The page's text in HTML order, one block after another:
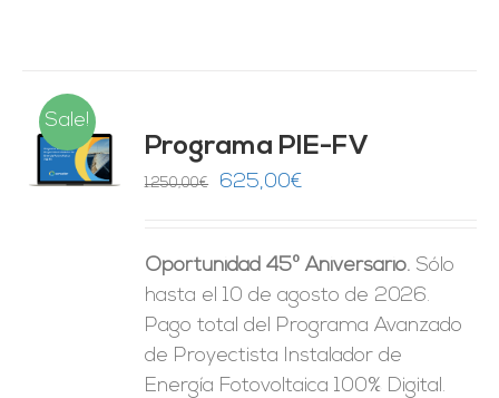
Sale!
Programa PIE-FV
1.250,00€
El
era:
1.250,00€.
625,00€
es:
625,00€.
Oportunidad 45º Aniversario. Sólo
hasta el 10 de agosto de 2026.
Pago total del Programa Avanzado
de Proyectista Instalador de
Energía Fotovoltaica 100% Digital.